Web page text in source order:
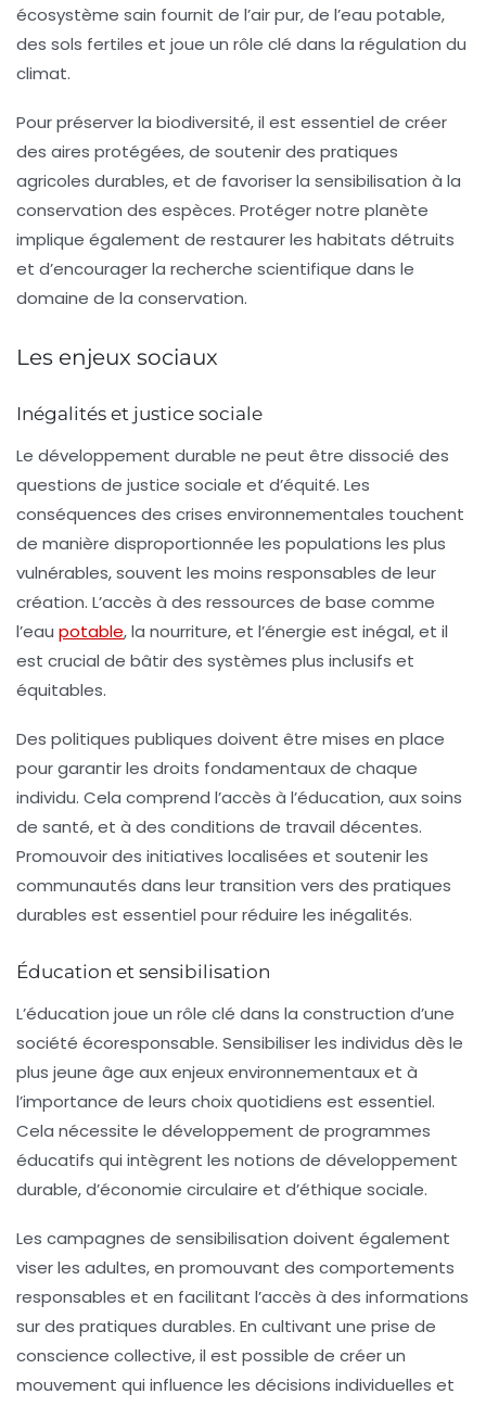
écosystème sain fournit de l’air pur, de l’eau potable,
des sols fertiles et joue un rôle clé dans la régulation du
climat.
Pour préserver la biodiversité, il est essentiel de créer
des aires protégées, de soutenir des pratiques
agricoles durables, et de favoriser la sensibilisation à la
conservation des espèces. Protéger notre planète
implique également de restaurer les habitats détruits
et d’encourager la recherche scientifique dans le
domaine de la conservation.
Les enjeux sociaux
Inégalités et justice sociale
Le développement durable ne peut être dissocié des
questions de justice sociale et d’équité. Les
conséquences des crises environnementales touchent
de manière disproportionnée les populations les plus
vulnérables, souvent les moins responsables de leur
création. L’accès à des ressources de base comme
l’eau potable, la nourriture, et l’énergie est inégal, et il
est crucial de bâtir des systèmes plus inclusifs et
équitables.
Des politiques publiques doivent être mises en place
pour garantir les droits fondamentaux de chaque
individu. Cela comprend l’accès à l’éducation, aux soins
de santé, et à des conditions de travail décentes.
Promouvoir des initiatives localisées et soutenir les
communautés dans leur transition vers des pratiques
durables est essentiel pour réduire les inégalités.
Éducation et sensibilisation
L’éducation joue un rôle clé dans la construction d’une
société écoresponsable. Sensibiliser les individus dès le
plus jeune âge aux enjeux environnementaux et à
l’importance de leurs choix quotidiens est essentiel.
Cela nécessite le développement de programmes
éducatifs qui intègrent les notions de développement
durable, d’économie circulaire et d’éthique sociale.
Les campagnes de sensibilisation doivent également
viser les adultes, en promouvant des comportements
responsables et en facilitant l’accès à des informations
sur des pratiques durables. En cultivant une prise de
conscience collective, il est possible de créer un
mouvement qui influence les décisions individuelles et